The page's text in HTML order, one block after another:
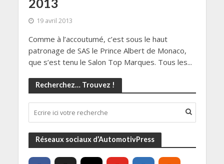
2013
19 avril 2013
Comme à l’accoutumé, c’est sous le haut
patronage de SAS le Prince Albert de Monaco,
que s’est tenu le Salon Top Marques. Tous les...
Recherchez… Trouvez !
Réseaux sociaux d’AutomotivPress